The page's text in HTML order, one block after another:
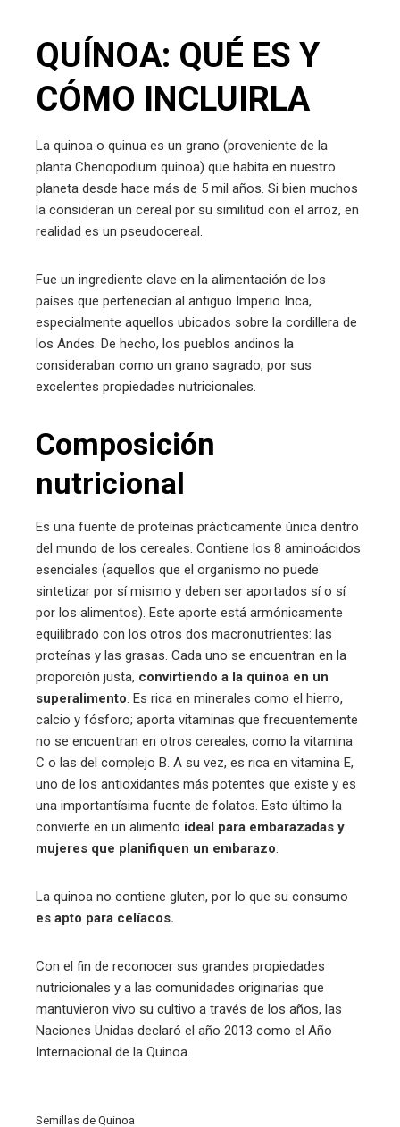
QUÍNOA: QUÉ ES Y
CÓMO INCLUIRLA
La quinoa o quinua es un grano (proveniente de la
planta Chenopodium quinoa) que habita en nuestro
planeta desde hace más de 5 mil años. Si bien muchos
la consideran un cereal por su similitud con el arroz, en
realidad es un pseudocereal.
Fue un ingrediente clave en la alimentación de los
países que pertenecían al antiguo Imperio Inca,
especialmente aquellos ubicados sobre la cordillera de
los Andes. De hecho, los pueblos andinos la
consideraban como un grano sagrado, por sus
excelentes propiedades nutricionales.
Composición
nutricional
Es una fuente de proteínas prácticamente única dentro
del mundo de los cereales. Contiene los 8 aminoácidos
esenciales (aquellos que el organismo no puede
sintetizar por sí mismo y deben ser aportados sí o sí
por los alimentos). Este aporte está armónicamente
equilibrado con los otros dos macronutrientes: las
proteínas y las grasas. Cada uno se encuentran en la
proporción justa, convirtiendo a la quinoa en un
superalimento . Es rica en minerales como el hierro,
calcio y fósforo; aporta vitaminas que frecuentemente
no se encuentran en otros cereales, como la vitamina
C o las del complejo B. A su vez, es rica en vitamina E,
uno de los antioxidantes más potentes que existe y es
una importantísima fuente de folatos. Esto último la
convierte en un alimento ideal para embarazadas y
mujeres que planifiquen un embarazo
La quinoa no contiene gluten, por lo que su consumo
es apto para celíacos.
Con el fin de reconocer sus grandes propiedades
nutricionales y a las comunidades originarias que
mantuvieron vivo su cultivo a través de los años, las
Naciones Unidas declaró el año 2013 como el Año
Internacional de la Quinoa.
Semillas de Quinoa